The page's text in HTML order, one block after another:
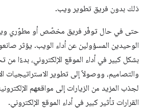
ذلك بدون فريق تطوير ويب.
حتى في حال توفّر فريق مخصّص أو مطوّري
الوحيدين المسؤولين عن أداء الويب. يؤثر
بشكل كبير في أداء الموقع الإلكتروني، بدءًا من
والتصاميم، ووصولاً إلى تطوير الاستراتيجيات
لجذب المزيد من الزيارات إلى مواقعهم
القرارات تأثير كبير في أداء الموقع الإلكتروني.